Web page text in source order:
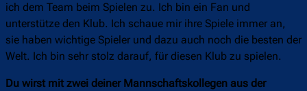
ich dem Team beim Spielen zu. Ich bin ein Fan und
unterstütze den Klub. Ich schaue mir ihre Spiele immer an,
sie haben wichtige Spieler und dazu auch noch die besten der
Welt. Ich bin sehr stolz darauf, für diesen Klub zu spielen.
Du wirst mit zwei deiner Mannschaftskollegen aus der